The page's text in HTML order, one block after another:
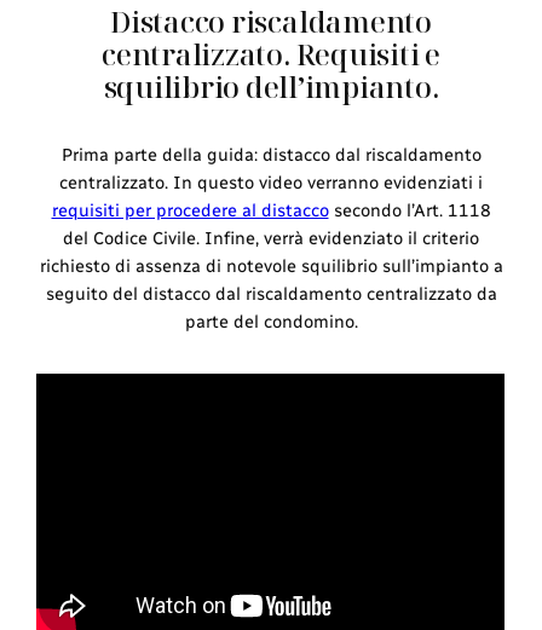
Distacco riscaldamento
centralizzato. Requisiti e
squilibrio dell’impianto.
Prima parte della guida: distacco dal riscaldamento
centralizzato. In questo video verranno evidenziati i
requisiti per procedere al distaccosecondo l’Art. 1118
del Codice Civile. Infine, verrà evidenziato il criterio
richiesto di assenza di notevole squilibrio sull’impianto a
seguito del distacco dal riscaldamento centralizzato da
parte del condomino.